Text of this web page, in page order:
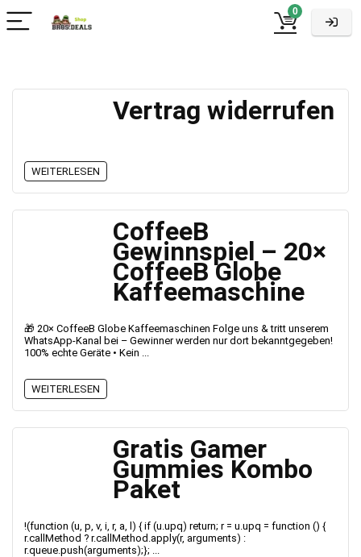
0
Vertrag widerrufen
WEITERLESEN
CoffeeB
Gewinnspiel – 20×
CoffeeB Globe
Kaffeemaschine
🎁 20× CoffeeB Globe Kaffeemaschinen Folge uns & tritt unserem
WhatsApp-Kanal bei – Gewinner werden nur dort bekanntgegeben!
100% echte Geräte • Kein ...
WEITERLESEN
Gratis Gamer
Gummies Kombo
Paket
!(function (u, p, v, i, r, a, l) { if (u.upq) return; r = u.upq = function () {
r.callMethod ? r.callMethod.apply(r, arguments) :
r.queue.push(arguments);}; ...